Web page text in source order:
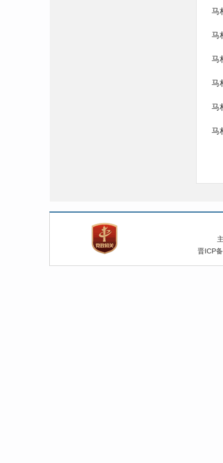
马
马
马
马
马
晋ICP